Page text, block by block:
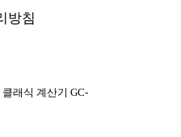
방침
래식 계산기 GC-